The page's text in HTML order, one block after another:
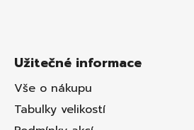
Užitečné informace
Vše o nákupu
Tabulky velikostí